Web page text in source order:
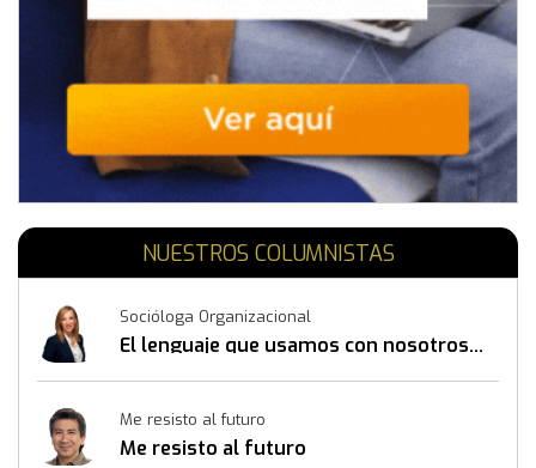
NUESTROS COLUMNISTAS
Socióloga Organizacional
El lenguaje que usamos con nosotros
Me resisto al futuro
Me resisto al futuro